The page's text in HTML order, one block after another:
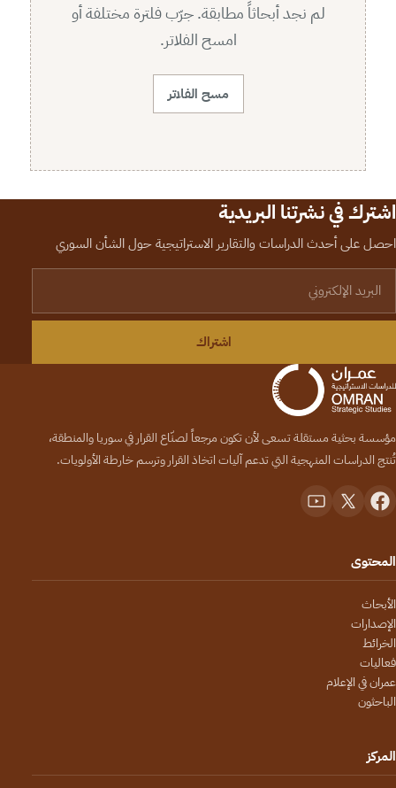
لم نجد أبحاثاً مطابقة. جرّب فلترة مختلفة أو
امسح الفلاتر.
مسح الفلاتر
اشترك في نشرتنا البريدية
احصل على أحدث الدراسات والتقارير الاستراتيجية حول الشأن السوري
اشتراك
مؤسسة بحثية مستقلة تسعى لأن تكون مرجعاً لصنّاع القرار في سوريا والمنطقة،
تُنتج الدراسات المنهجية التي تدعم آليات اتخاذ القرار وترسم خارطة الأولويات.
المحتوى
الأبحاث
الإصدارات
الخرائط
فعاليات
عمران في الإعلام
الباحثون
المركز